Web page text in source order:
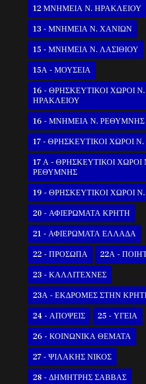
12 ΜΝΗΜΕΙΑ Ν. ΗΡΑΚΛΕΙΟΥ
13 - ΜΝΗΜΕΙΑ Ν. ΧΑΝΙΩΝ
15 - ΜΝΗΜΕΙΑ Ν. ΛΑΣΙΘΙΟΥ
15Α - ΜΟΥΣΕΙΑ
16 - ΘΡΗΣΚΕΥΤΙΚΟΙ ΧΩΡΟΙ Ν.
ΗΡΑΚΛΕΙΟΥ
16 - ΜΝΗΜΕΙΑ Ν. ΡΕΘΥΜΝΗΣ
17 - ΘΡΗΣΚΕΥΤΙΚΟΙ ΧΩΡΟΙ
17 Α - ΘΡΗΣΚΕΥΤΙΚΟΙ ΧΩΡΟΙ
ΡΕΘΥΜΝΗΣ
19 - ΘΡΗΣΚΕΥΤΙΚΟΙ ΧΩΡΟΙ
20 - ΑΦΙΕΡΩΜΑΤΑ ΚΡΗΤΗ
21 - ΑΦΙΕΡΩΜΑΤΑ ΕΛΛΑΔΑ
22 - ΠΡΟΣΩΠΑ 22Α -
23 - ΚΑΛΛΙΤΕΧΝΕΣ
23Α - ΕΚΔΡΟΜΕΣ ΣΤΗΝ
24 - ΑΠΟΨΕΙΣ 25 - ΥΓΕΙΑ
26 - ΚΟΙΝΩΝΙΚΑ ΘΕΜΑΤΑ
27 - ΨΙΛΑΚΗΣ ΝΙΚΟΣ
28 - ΔΗΜΗΤΡΗΣ ΣΑΒΒΑΣ